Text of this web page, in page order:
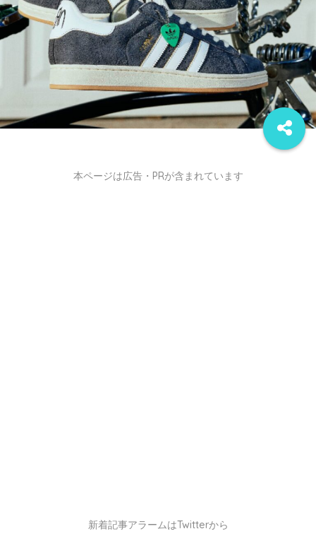
本ページは広告・PRが含まれています
新着記事アラームはTwitterから